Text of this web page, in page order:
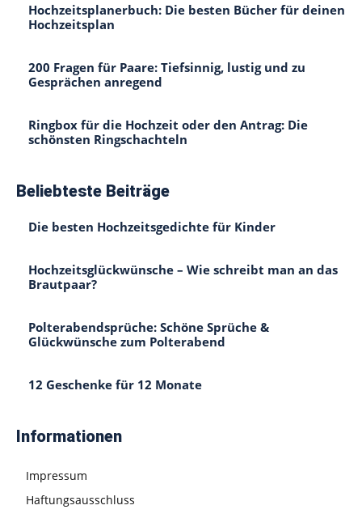
Hochzeitsplanerbuch: Die besten Bücher für deinen
Hochzeitsplan
200 Fragen für Paare: Tiefsinnig, lustig und zu
Gesprächen anregend
Ringbox für die Hochzeit oder den Antrag: Die
schönsten Ringschachteln
Beliebteste Beiträge
Die besten Hochzeitsgedichte für Kinder
Hochzeitsglückwünsche – Wie schreibt man an das
Brautpaar?
Polterabendsprüche: Schöne Sprüche &
Glückwünsche zum Polterabend
12 Geschenke für 12 Monate
Informationen
Impressum
Haftungsausschluss